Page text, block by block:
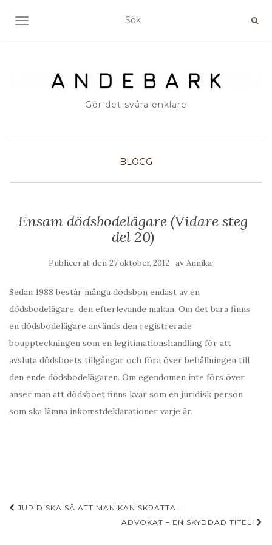
SLÅ PÅ/AV NAVIGERING
Gör det svåra enklare
BLOGG
Ensam dödsbodelägare (Vidare steg
del 20)
Publicerat den 27 oktober, 2012 av Annika
Sedan 1988 består många dödsbon endast av en
dödsbodelägare, den efterlevande makan. Om det bara finns
en dödsbodelägare används den registrerade
bouppteckningen som en legitimationshandling för att
avsluta dödsboets tillgångar och föra över behållningen till
den ende dödsbodelägaren. Om egendomen inte förs över
anser man att dödsboet finns kvar som en juridisk person
som ska lämna inkomstdeklarationer varje år.
Inläggsnavigering
JURIDISKA SÅ ATT MAN KAN SKRATTA…
ADVOKAT – EN SKYDDAD TITEL!